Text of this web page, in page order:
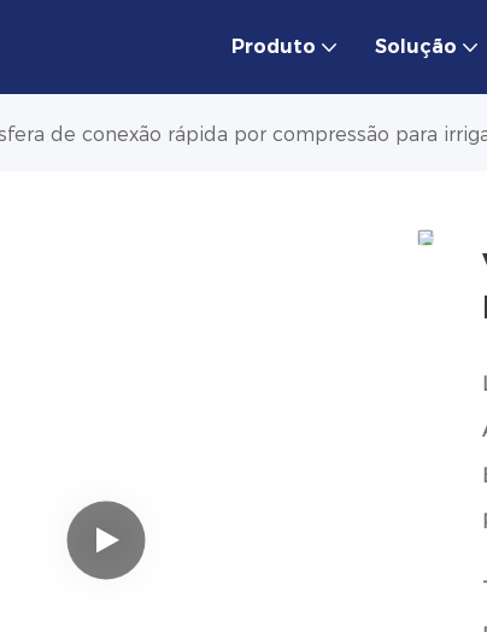
Produto Solução
de conexão rápida por compressão para